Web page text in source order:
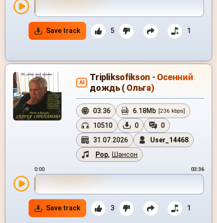
Save track 5 1
AI
Tripliksofikson - Осенний
дождь ( Ольга)
03:36 6.18Mb [236 kbps]
10510 0
0
31.07.2026
User_14468
Pop, Шансон
0:00 03:36
Save track 3 1